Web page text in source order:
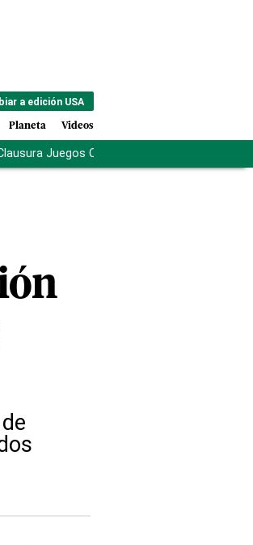
a edición USA
Planeta Videos
Juegos Centroamericanos